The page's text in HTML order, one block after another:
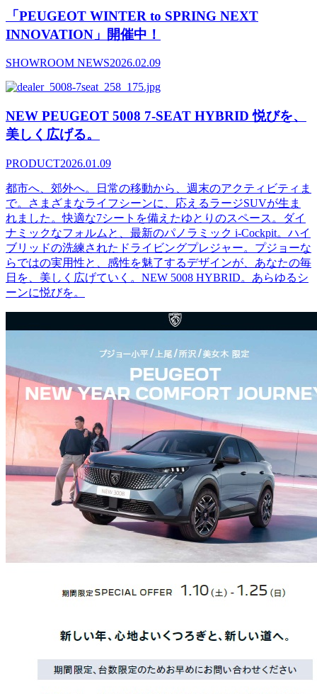
「PEUGEOT WINTER to SPRING NEXT
INNOVATION」開催中！
SHOWROOM NEWS2026.02.09
NEW PEUGEOT 5008 7-SEAT HYBRID 悦びを、
美しく広げる。
PRODUCT2026.01.09
都市へ、郊外へ。日常の移動から、週末のアクティビティま
で。さまざまなライフシーンに、応えるラージSUVが生ま
れました。快適な7シートを備えたゆとりのスペース。ダイ
ナミックなフォルムと、最新のパノラミック i-Cockpit。ハイ
ブリッドの洗練されたドライビングプレジャー。プジョーな
らではの実用性と、感性を魅了するデザインが、あなたの毎
日を、美しく広げていく。NEW 5008 HYBRID。あらゆるシ
ーンに悦びを。